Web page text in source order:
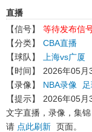
直播
【信号】
等待发布信
【分类】
CBA直播
【球队】
上海vs广厦
【时间】
2026年05月
【录像】
NBA录像
【提示】
2026年05月
文字直播，录像，集
请 点此刷新 页面。